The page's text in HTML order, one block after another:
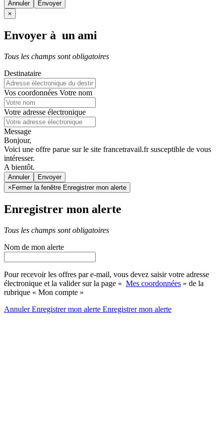
Annuler
×
Envoyer à un ami
Tous les champs sont obligatoires
Destinataire
Vos coordonnées Votre nom
Votre adresse électronique
Message
Bonjour,
Voici une offre parue sur le site francetravail.fr susceptible de vous
intéresser.
A bientôt.
Annuler
× Fermer la fenêtre Enregistrer mon alerte
Enregistrer mon alerte
Tous les champs sont obligatoires
Nom de mon alerte
Pour recevoir les offres par e-mail, vous devez saisir votre adresse
électronique et la valider sur la page « Mes coordonnées » de la
rubrique « Mon compte »
AnnulerEnregistrer mon alerte Enregistrermon alerte